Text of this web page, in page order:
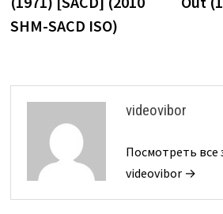
записям
SHM-SACD ISO)
videovibor
Посмотреть все
videovibor →